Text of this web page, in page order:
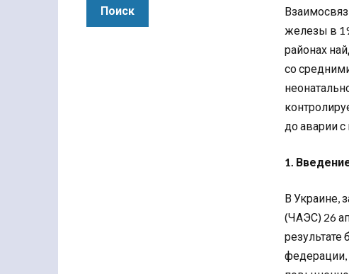
железы в
районах
со
до аварии
1.
В Украине,
(ЧАЭС) 26
федерации,